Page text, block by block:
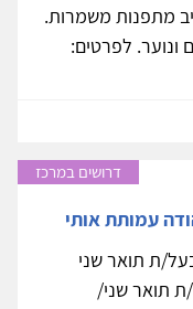
מתפנות משמרות.
ונוער. לפרטים:
דרושים במרכז
עמותת אותי
ת תואר שני
ת תואר שני/